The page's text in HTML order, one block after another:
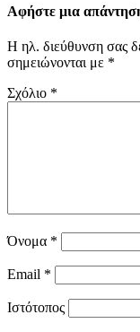
Αφήστε μια
Η ηλ. διεύθυνση σας
σημειώνονται με *
Σχόλιο *
Όνομα *
Email *
Ιστότοπος